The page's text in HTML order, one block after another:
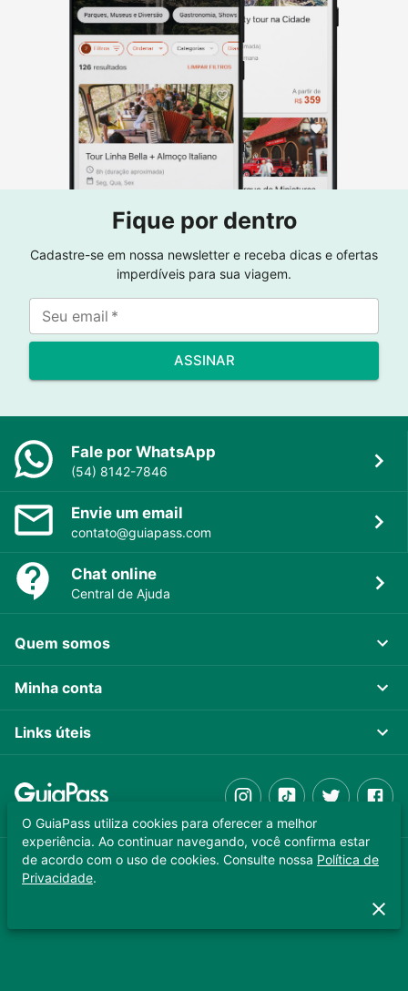
Fique por dentro
Cadastre-se em nossa newsletter e receba dicas e ofertas
imperdíveis para sua viagem.
Seu email *
ASSINAR
Fale por WhatsApp
(54) 8142-7846
Envie um email
contato@guiapass.com
Chat online
Central de Ajuda
Quem somos
Minha conta
Links úteis
GUIAPASS TECNOLOGIA LTDA. CNPJ 37.989.806/0001-64
Copyright © 2025 - Todos os direitos reservados
O GuiaPass utiliza cookies para oferecer a melhor
experiência. Ao continuar navegando, você confirma estar
de acordo com o uso de cookies. Consulte nossa Política de
Privacidade.